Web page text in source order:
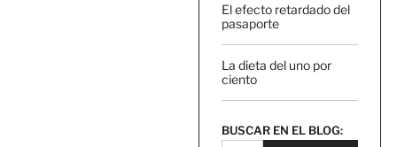
El efecto retardado del
pasaporte
La dieta del uno por
ciento
BUSCAR EN EL BLOG: